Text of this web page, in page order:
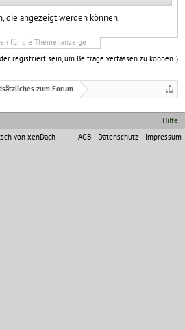
die angezeigt werden können.
für die Themenanzeige
registriert sein, um Beiträge verfassen zu können. )
zum Forum
Hilfe
AGB
Datenschutz Impressum
von xenDach